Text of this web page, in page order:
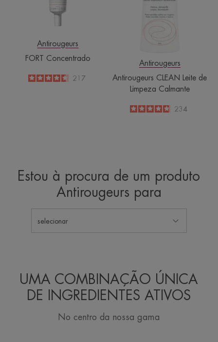
Antirougeurs
FORT Concentrado
4.6
/
5
217
Antirougeurs
Antirougeurs CLEAN Leite de
Limpeza Calmante
4.8
/
5
234
Estou à procura de um produto
Antirougeurs para
selecionar
UMA COMBINAÇÃO ÚNICA
DE INGREDIENTES ATIVOS
No centro da nossa gama